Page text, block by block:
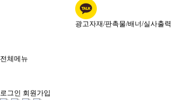
광고자재/판촉물/배너/실사출
전체메뉴
로그인 회원가입